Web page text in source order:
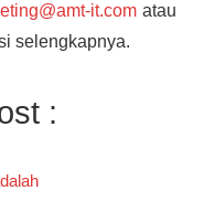
it.comatau
selengkapnya.
: